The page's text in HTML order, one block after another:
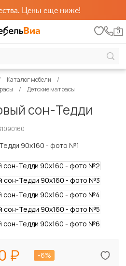
Цены еще ниже!
0
Каталог мебели
Детские матрасы
сон-Тедди
-6%